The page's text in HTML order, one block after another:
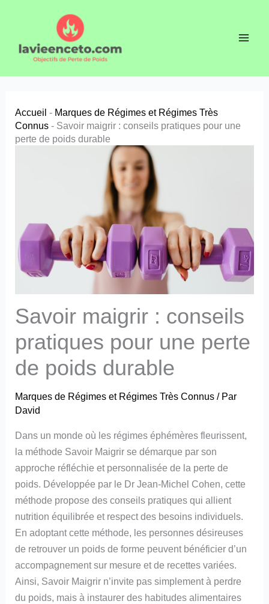
Accueil - Marques de Régimes et Régimes Très
Connus - Savoir maigrir : conseils pratiques pour une
perte de poids durable
Savoir maigrir : conseils
pratiques pour une perte
de poids durable
Marques de Régimes et Régimes Très Connus / Par
David
Dans un monde où les régimes éphémères fleurissent,
la méthode Savoir Maigrir se démarque par son
approche réfléchie et personnalisée de la perte de
poids. Développée par le Dr Jean-Michel Cohen, cette
méthode propose des conseils pratiques qui allient
nutrition équilibrée et respect des besoins individuels.
En adoptant cette méthode, les personnes désireuses
de retrouver un poids de forme peuvent bénéficier d’un
accompagnement sur mesure et de recettes variées.
Ainsi, Savoir Maigrir n’invite pas simplement à perdre
du poids, mais à instaurer des habitudes alimentaires